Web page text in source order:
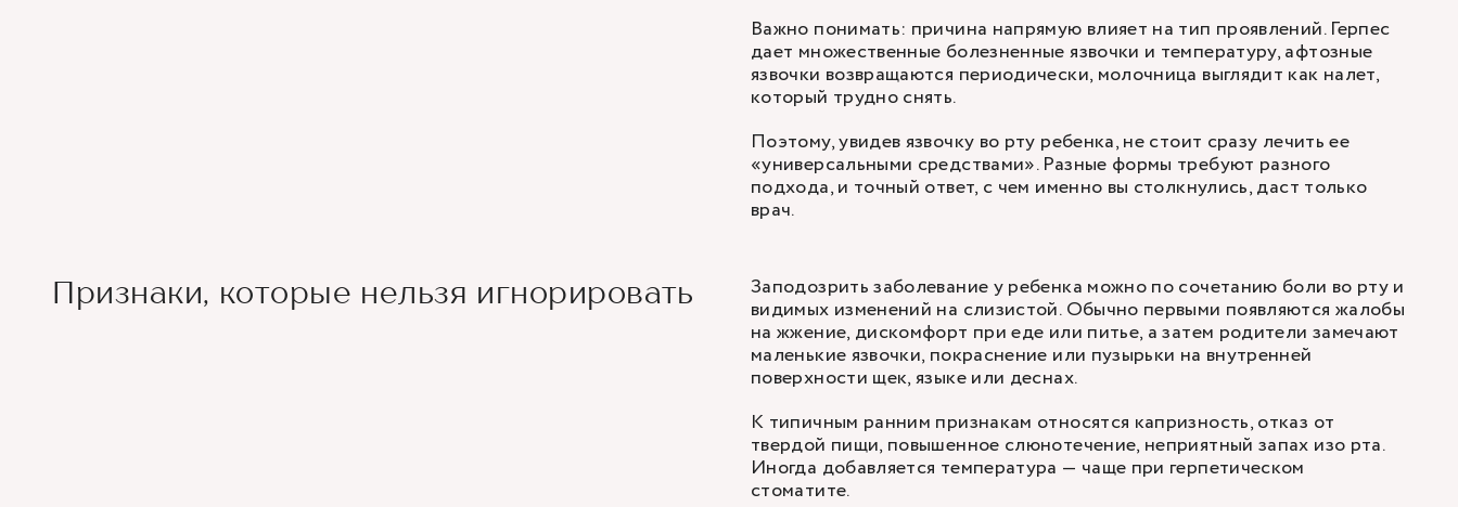
Важно понимать: причина напрямую влияет на тип проявлений. Герпес
дает множественные болезненные язвочки и температуру, афтозные
язвочки возвращаются периодически, молочница выглядит как налет,
который трудно снять.
Поэтому, увидев язвочку во рту ребенка, не стоит сразу лечить ее
«универсальными средствами». Разные формы требуют разного
подхода, и точный ответ, с чем именно вы столкнулись, даст только
врач.
Признаки, которые нельзя игнорировать
Заподозрить заболевание у ребенка можно по сочетанию боли во рту и
видимых изменений на слизистой. Обычно первыми появляются жалобы
на жжение, дискомфорт при еде или питье, а затем родители замечают
маленькие язвочки, покраснение или пузырьки на внутренней
поверхности щек, языке или деснах.
К типичным ранним признакам относятся капризность, отказ от
твердой пищи, повышенное слюнотечение, неприятный запах изо рта.
Иногда добавляется температура — чаще при герпетическом
стоматите.